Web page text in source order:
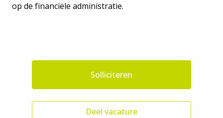
op de financiële administratie.
Solliciteren
Deel vacature